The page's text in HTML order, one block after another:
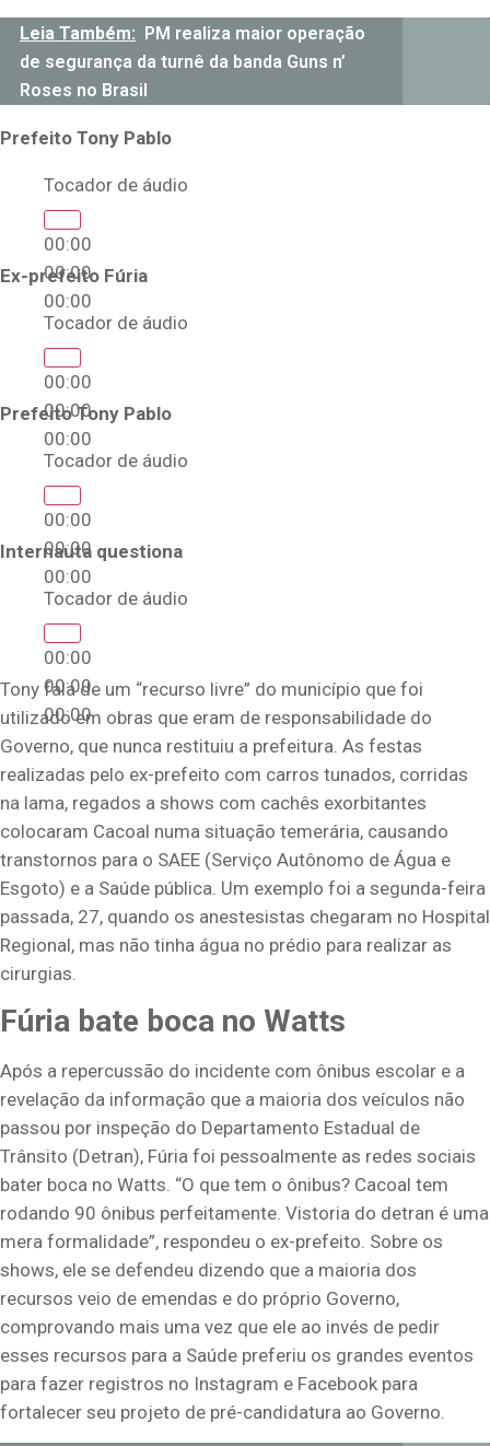
Leia Também: PM realiza maior operação
de segurança da turnê da banda Guns n’
Roses no Brasil
Prefeito Tony Pablo
Tocador de áudio
00:00
00:00
00:00
Ex-prefeito Fúria
Tocador de áudio
00:00
00:00
00:00
Prefeito Tony Pablo
Tocador de áudio
00:00
00:00
00:00
Internauta questiona
Tocador de áudio
00:00
00:00
00:00
Tony fala de um “recurso livre” do município que foi
utilizado em obras que eram de responsabilidade do
Governo, que nunca restituiu a prefeitura. As festas
realizadas pelo ex-prefeito com carros tunados, corridas
na lama, regados a shows com cachês exorbitantes
colocaram Cacoal numa situação temerária, causando
transtornos para o SAEE (Serviço Autônomo de Água e
Esgoto) e a Saúde pública. Um exemplo foi a segunda-feira
passada, 27, quando os anestesistas chegaram no Hospital
Regional, mas não tinha água no prédio para realizar as
cirurgias.
Fúria bate boca no Watts
Após a repercussão do incidente com ônibus escolar e a
revelação da informação que a maioria dos veículos não
passou por inspeção do Departamento Estadual de
Trânsito (Detran), Fúria foi pessoalmente as redes sociais
bater boca no Watts. “O que tem o ônibus? Cacoal tem
rodando 90 ônibus perfeitamente. Vistoria do detran é uma
mera formalidade”, respondeu o ex-prefeito. Sobre os
shows, ele se defendeu dizendo que a maioria dos
recursos veio de emendas e do próprio Governo,
comprovando mais uma vez que ele ao invés de pedir
esses recursos para a Saúde preferiu os grandes eventos
para fazer registros no Instagram e Facebook para
fortalecer seu projeto de pré-candidatura ao Governo.